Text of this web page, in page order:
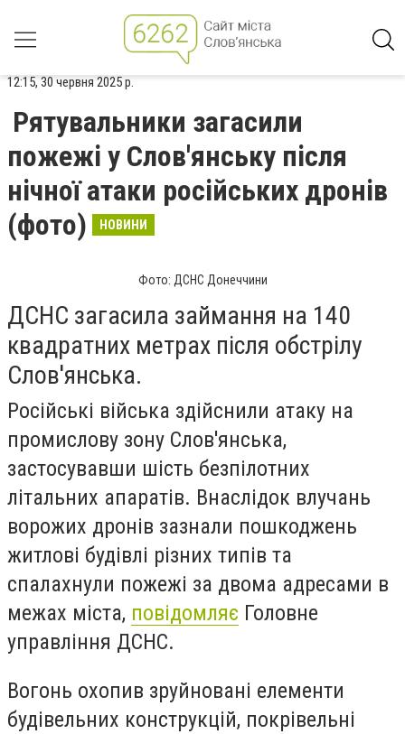
12:15, 30 червня 2025 р.
Рятувальники загасили
пожежі у Слов'янську після
нічної атаки російських дронів
(фото)
НОВИНИ
Фото: ДСНС Донеччини
ДСНС загасила займання на 140
квадратних метрах після обстрілу
Слов'янська.
Російські війська здійснили атаку на
промислову зону Слов'янська,
застосувавши шість безпілотних
літальних апаратів. Внаслідок влучань
ворожих дронів зазнали пошкоджень
житлові будівлі різних типів та
спалахнули пожежі за двома адресами в
межах міста, повідомляє Головне
управління ДСНС.
Вогонь охопив зруйновані елементи
будівельних конструкцій, покрівельні